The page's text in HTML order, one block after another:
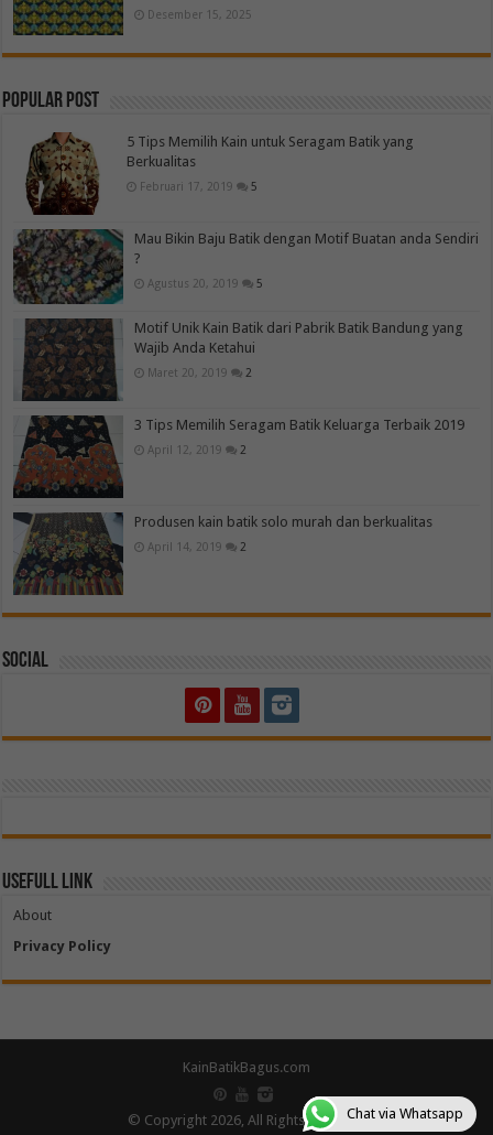
Desember 15, 2025
Popular Post
5 Tips Memilih Kain untuk Seragam Batik yang
Berkualitas
Februari 17, 2019 5
Mau Bikin Baju Batik dengan Motif Buatan anda Sendiri
?
Agustus 20, 2019 5
Motif Unik Kain Batik dari Pabrik Batik Bandung yang
Wajib Anda Ketahui
Maret 20, 2019 2
3 Tips Memilih Seragam Batik Keluarga Terbaik 2019
April 12, 2019 2
Produsen kain batik solo murah dan berkualitas
April 14, 2019 2
Social
Usefull Link
About
Privacy Policy
KainBatikBagus.com
© Copyright 2026, All Rights ReservedChat via Whatsapp